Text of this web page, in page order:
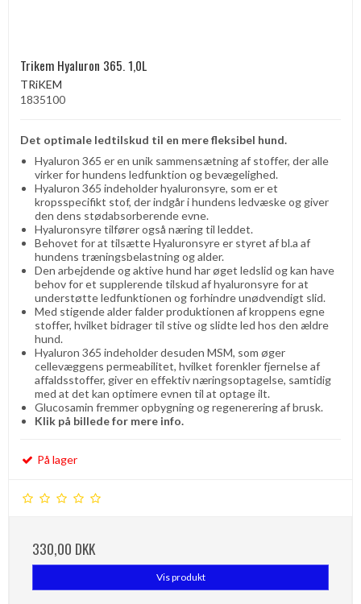
Trikem Hyaluron 365. 1,0L
TRiKEM
1835100
Det optimale ledtilskud til en mere fleksibel hund.
Hyaluron 365 er en unik sammensætning af stoffer, der alle
virker for hundens ledfunktion og bevægelighed.
Hyaluron 365 indeholder hyaluronsyre, som er et
kropsspecifikt stof, der indgår i hundens ledvæske og giver
den dens stødabsorberende evne.
Hyaluronsyre tilfører også næring til leddet.
Behovet for at tilsætte Hyaluronsyre er styret af bl.a af
hundens træningsbelastning og alder.
Den arbejdende og aktive hund har øget ledslid og kan have
behov for et supplerende tilskud af hyaluronsyre for at
understøtte ledfunktionen og forhindre unødvendigt slid.
Med stigende alder falder produktionen af ​​kroppens egne
stoffer, hvilket bidrager til stive og slidte led hos den ældre
hund.
Hyaluron 365 indeholder desuden MSM, som øger
cellevæggens permeabilitet, hvilket forenkler fjernelse af
affaldsstoffer, giver en effektiv næringsoptagelse, samtidig
med at det kan optimere evnen til at optage ilt.
Glucosamin fremmer opbygning og regenerering af brusk.
Klik på billede for mere info.
På lager
330,00 DKK
Vis produkt